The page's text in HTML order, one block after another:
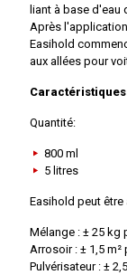
liant à base
Après
Easihold
aux allées pour
Caractéristiques
Quantité:
800 ml
5 litres
Easihold peut
Mélange : ± 25 kg
Arrosoir : ± 1,5 m²
Pulvérisateur : ±